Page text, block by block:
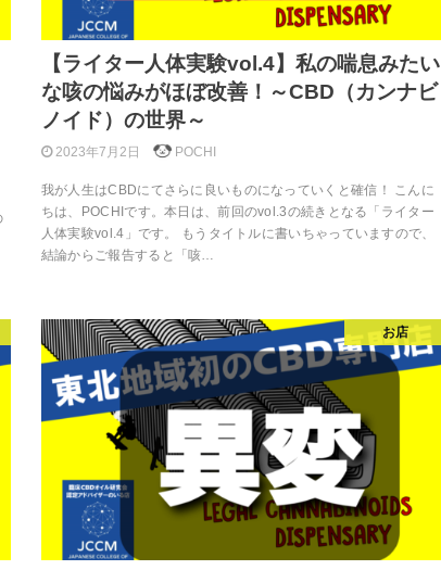
【ライター人体実験vol.4】私の喘息みたい
な咳の悩みがほぼ改善！～CBD（カンナビ
ノイド）の世界～
2023年7月2日 POCHI
我が人生はCBDにてさらに良いものになっていくと確信！ こんに
ちは、POCHIです。本日は、前回のvol.3の続きとなる「ライター
人体実験vol.4」です。 もうタイトルに書いちゃっていますので、
結論からご報告すると「咳…
お店